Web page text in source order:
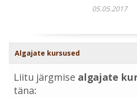
05.05.2017
Algajate kursused
Liitu järgmise algajate
täna: